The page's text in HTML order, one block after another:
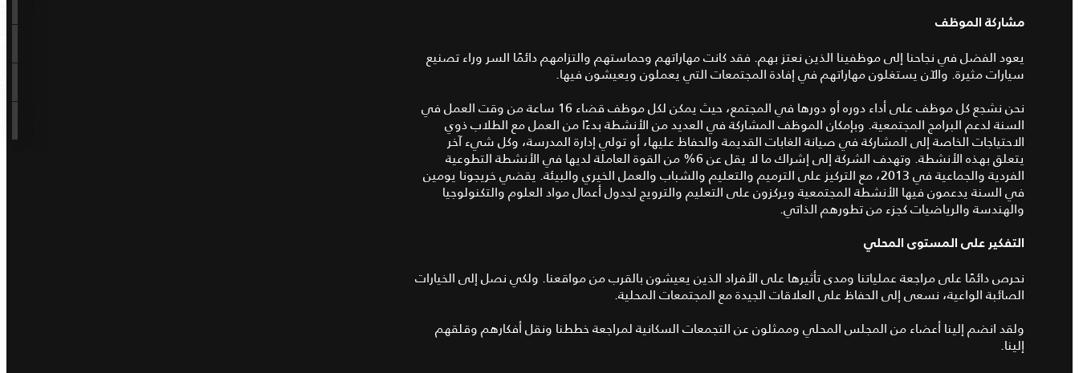
مشاركة الموظف
يعود الفضل في نجاحنا إلى موظفينا الذين نعتز بهم. فقد كانت مهاراتهم وحماستهم والتزامهم دائمًا السر وراء تصنيع
سيارات مثيرة. والآن يستغلون مهاراتهم في إفادة المجتمعات التي يعملون ويعيشون فيها.
نحن نشجع كل موظف على أداء دوره أو دورها في المجتمع، حيث يمكن لكل موظف قضاء 16 ساعة من وقت العمل في
السنة لدعم البرامج المجتمعية. وبإمكان الموظف المشاركة في العديد من الأنشطة بدءًا من العمل مع الطلاب ذوي
الاحتياجات الخاصة إلى المشاركة في صيانة الغابات القديمة والحفاظ عليها، أو تولي إدارة المدرسة، وكل شيء آخر
يتعلق بهذه الأنشطة. وتهدف الشركة إلى إشراك ما لا يقل عن 6% من القوة العاملة لديها في الأنشطة التطوعية
الفردية والجماعية في 2013، مع التركيز على الترميم والتعليم والشباب والعمل الخيري والبيئة. يقضي خريجونا يومين
في السنة يدعمون فيها الأنشطة المجتمعية ويركزون على التعليم والترويج لجدول أعمال مواد العلوم والتكنولوجيا
والهندسة والرياضيات كجزء من تطورهم الذاتي.
التفكير على المستوى المحلي
نحرص دائمًا على مراجعة عملياتنا ومدى تأثيرها على الأفراد الذين يعيشون بالقرب من مواقعنا. ولكي نصل إلى الخيارات
الصائبة الواعية، نسعى إلى الحفاظ على العلاقات الجيدة مع المجتمعات المحلية.
ولقد انضم إلينا أعضاء من المجلس المحلي وممثلون عن التجمعات السكانية لمراجعة خططنا ونقل أفكارهم وقلقهم
إلينا.